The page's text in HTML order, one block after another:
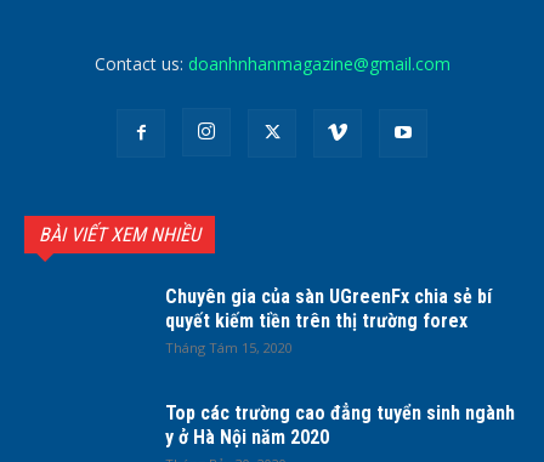
Contact us: doanhnhanmagazine@gmail.com
BÀI VIẾT XEM NHIỀU
Chuyên gia của sàn UGreenFx chia sẻ bí
quyết kiếm tiền trên thị trường forex
Tháng Tám 15, 2020
Top các trường cao đẳng tuyển sinh ngành
y ở Hà Nội năm 2020